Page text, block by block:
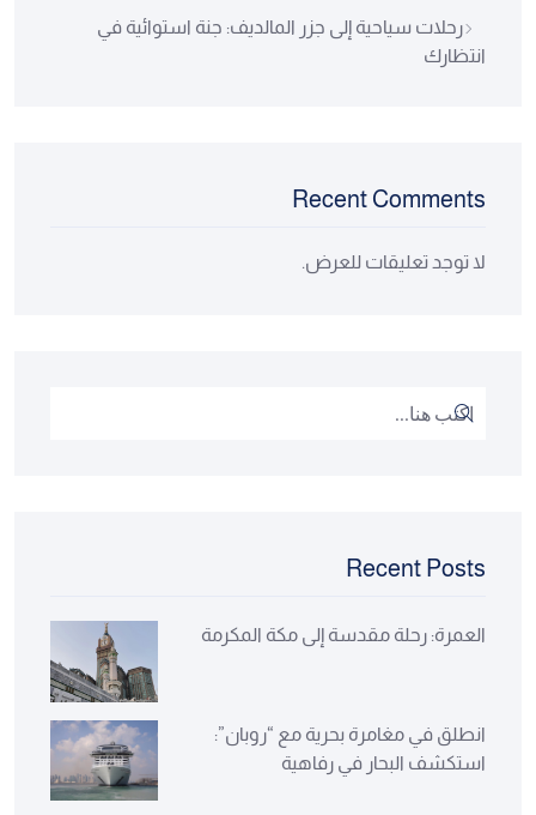
رحلات سياحية إلى جزر المالديف: جنة استوائية في
انتظارك
Recent Comments
لا توجد تعليقات للعرض.
Recent Posts
العمرة: رحلة مقدسة إلى مكة المكرمة
انطلق في مغامرة بحرية مع “روبان”:
استكشف البحار في رفاهية